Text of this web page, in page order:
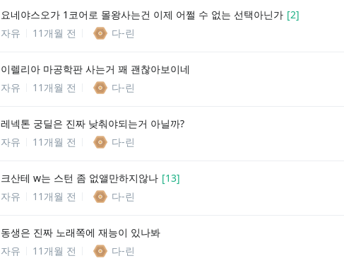
요네야스오가 1코어로 몰왕사는건 이제 어쩔 수 없는 선택아닌가 [2]
자유
11개월 전 다-린
이렐리아 마공학판 사는거 꽤 괜찮아보이네
자유
11개월 전 다-린
레넥톤 궁딜은 진짜 낮춰야되는거 아닐까?
자유
11개월 전 다-린
크산테 w는 스턴 좀 없앨만하지않나 [13]
자유
11개월 전 다-린
동생은 진짜 노래쪽에 재능이 있나봐
자유
11개월 전 다-린